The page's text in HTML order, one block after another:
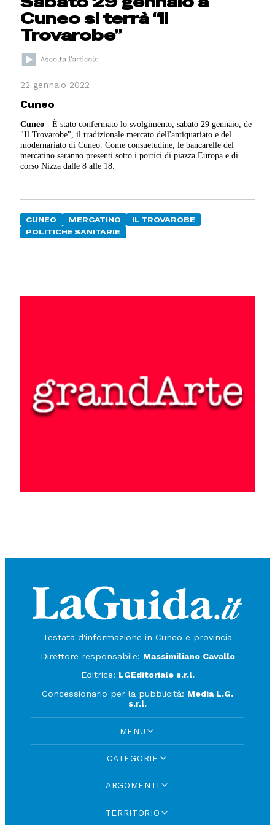
Cuneo si terrà “Il
Trovarobe”
22 gennaio 2022
Cuneo
Cuneo - È stato confermato lo svolgimento, sabato 29 gennaio, de
"Il Trovarobe", il tradizionale mercato dell'antiquariato e del
modernariato di Cuneo. Come consuetudine, le bancarelle del
mercatino saranno presenti sotto i portici di piazza Europa e di
corso Nizza dalle 8 alle 18.
CUNEO MERCATINO
IL TROVAROBE
POLITICHE SANITARIE
Testata d'informazione in Cuneo e provincia
Direttore responsabile: Massimiliano Cavallo
Editrice: LGEditoriale s.r.l.
Concessionario per la pubblicità: Media L.G.
s.r.l.
MENU
CATEGORIE
ARGOMENTI
TERRITORIO